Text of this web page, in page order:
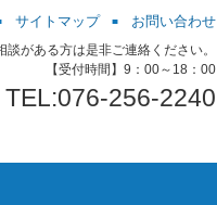
サイトマップ お問い合わせ
談がある方は是非ご連絡ください。
【受付時間】9：00～18：00
TEL:076-256-2240